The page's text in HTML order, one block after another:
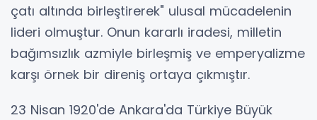
çatı altında birleştirerek" ulusal mücadelenin
lideri olmuştur. Onun kararlı iradesi, milletin
bağımsızlık azmiyle birleşmiş ve emperyalizme
karşı örnek bir direniş ortaya çıkmıştır.
23 Nisan 1920'de Ankara'da Türkiye Büyük